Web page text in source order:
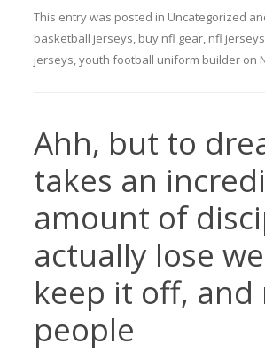
This entry was posted in Uncategorized
basketball jerseys, buy nfl gear, nfl
jerseys,youth football uniform builder on
Ahh, but to
takes an
amount of
actually lose
keep it off, and
people